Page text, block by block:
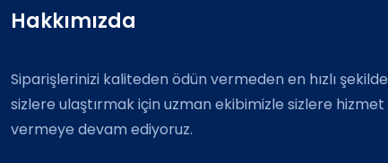
Hakkımızda
Siparişlerinizi kaliteden ödün vermeden en hızlı şekilde
sizlere ulaştırmak için uzman ekibimizle sizlere hizmet
vermeye devam ediyoruz.